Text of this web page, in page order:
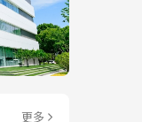
更多